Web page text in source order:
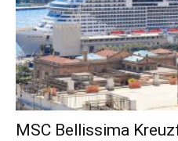
MSC Bellissima